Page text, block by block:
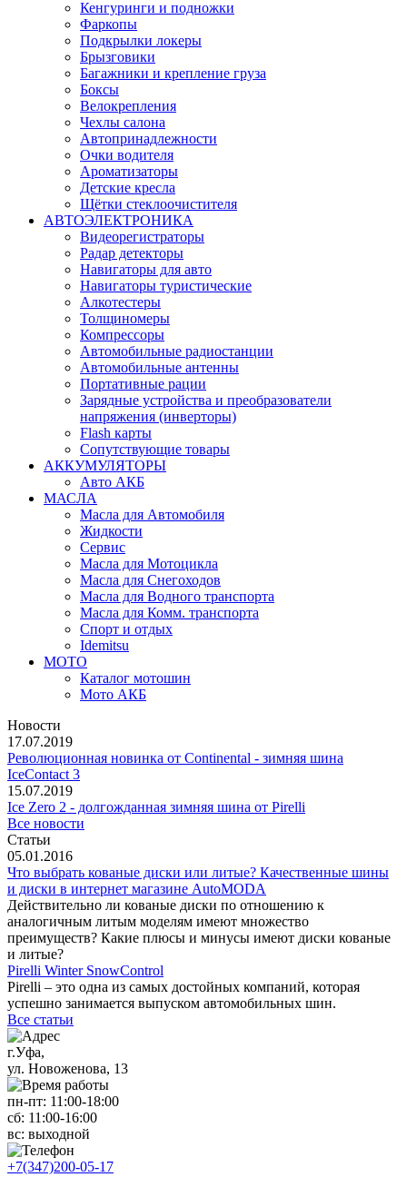
Кенгуринги и подножки
Фаркопы
Подкрылки локеры
Брызговики
Багажники и крепление груза
Боксы
Велокрепления
Чехлы салона
Автопринадлежности
Очки водителя
Ароматизаторы
Детские кресла
Щётки стеклоочистителя
АВТОЭЛЕКТРОНИКА
Видеорегистраторы
Радар детекторы
Навигаторы для авто
Навигаторы туристические
Алкотестеры
Толщиномеры
Компрессоры
Автомобильные радиостанции
Автомобильные антенны
Портативные рации
Зарядные устройства и преобразователи
напряжения (инверторы)
Flash карты
Сопутствующие товары
АККУМУЛЯТОРЫ
Авто АКБ
МАСЛА
Масла для Автомобиля
Жидкости
Сервис
Масла для Мотоцикла
Масла для Снегоходов
Масла для Водного транспорта
Масла для Комм. транспорта
Спорт и отдых
Idemitsu
МОТО
Каталог мотошин
Мото АКБ
Новости
17.07.2019
Революционная новинка от Continental - зимняя шина
IceContact 3
15.07.2019
Ice Zero 2 - долгожданная зимняя шина от Pirelli
Все новости
Статьи
05.01.2016
Что выбрать кованые диски или литые? Качественные шины
и диски в интернет магазине AutoMODA
Действительно ли кованые диски по отношению к
аналогичным литым моделям имеют множество
преимуществ? Какие плюсы и минусы имеют диски кованые
и литые?
Pirelli Winter SnowControl
Pirelli – это одна из самых достойных компаний, которая
успешно занимается выпуском автомобильных шин.
Все статьи
г.Уфа,
ул. Новоженова, 13
пн-пт: 11 :00-18:00
сб: 11 :00-16:00
вс: выходной
+7(347)200-05-17